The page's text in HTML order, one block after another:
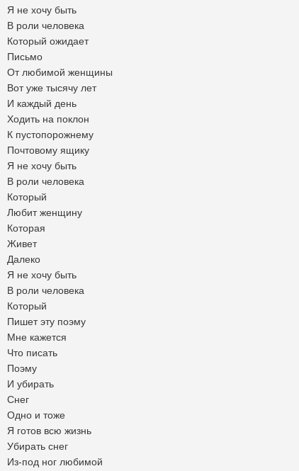
Я не хочу быть
В роли человека
Который ожидает
Письмо
От любимой женщины
Вот уже тысячу лет
И каждый день
Ходить на поклон
К пустопорожнему
Почтовому ящику
Я не хочу быть
В роли человека
Который
Любит женщину
Которая
Живет
Далеко
Я не хочу быть
В роли человека
Который
Пишет эту поэму
Мне кажется
Что писать
Поэму
И убирать
Снег
Одно и тоже
Я готов всю жизнь
Убирать снег
Из-под ног любимой